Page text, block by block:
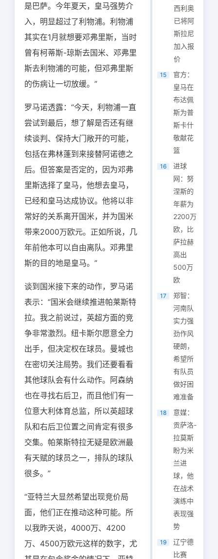
是巴萨。今年夏天，皇马强势介
入，明显超过了利物浦。利物浦
其实在1月就想要邓弗里斯，当时
曾有柯蒂斯-琼斯去国米、邓弗里
斯去利物浦的可能，但邓弗里斯
的伤病让一切放缓。”
罗马诺透露：“今天，利物浦一直
尝试到最后，想了解是否还有继
续谈判、保持大门敞开的可能，
包括在弗林蓬到来接替阿诺德之
后。但答案是否定的，因为邓弗
里斯选择了皇马，他想去皇马，
已经和皇马达成协议。他将以非
常好的关系离开国米，并为国米
带来2000万欧元。正如所说，几
年前他本可以自由离队。邓弗里
斯的目的地是皇马。”
谈到国米接下来的动作，罗马诺
表示：“国米会继续推进帕莱斯特
拉。我之前说过，英超方面的竞
争非常激烈。纽卡斯尔愿意全力
出手，但决定权在球员。曼城也
在密切关注局势。我们还要看看
其他球队会有什么动作。阿森纳
也在寻找右后卫，而且他们有一
位意大利体育总监，所以英超球
队和右后卫位置之间肯定有很多
交集。帕莱斯特拉无疑是欧洲最
有天赋的球员之一，排队的球队
很多。”
“亚特兰大显然希望出现竞价局
面，他们正在推动这种可能。所
以我昨天说，4000万、4200
万、4500万欧元这样的数字，尤
西利奥
已将阿
斯拉尼
加入报
价
15
官方：
皇马在
布达佩
斯为普
斯卡什
敬献花
篮
16
进球
网：努
涅斯的
年薪为
2200万
欧，比
萨拉赫
高出
500万
欧
17
郑智：
河南队
实力强
劲作风
硬朗，
希望所
有队员
做好困
难准备
18
意媒：
贡萨洛-
拉莫斯
盼为米
兰进
球，他
在战术
演练中
表现强
势
19
辽宁德
比赛